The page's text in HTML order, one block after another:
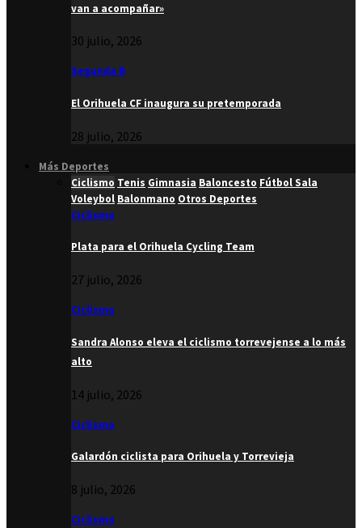
van a acompañar»
30 julio, 2026
Segunda B
El Orihuela CF inaugura su pretemporada
28 julio, 2026
Más Deportes
Ciclismo Tenis Gimnasia Baloncesto Fútbol Sala
Voleybol Balonmano Otros Deportes
Ciclismo
Plata para el Orihuela Cycling Team
27 julio, 2026
Ciclismo
Sandra Alonso eleva el ciclismo torrevejense a lo más
alto
14 julio, 2026
Ciclismo
Galardón ciclista para Orihuela y Torrevieja
8 julio, 2026
Ciclismo